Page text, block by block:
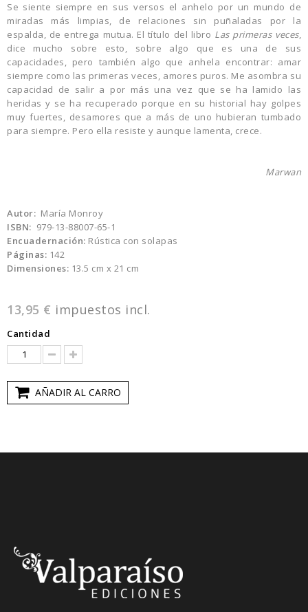
Se siente siempre en sus versos el anhelo por un mundo de
miradas más limpias, de relaciones sin puñaladas por la
espalda, de entrega mutua. El título del libro Las primeras veces,
dice mucho sobre esto, sobre algo que es una de sus
capacidades, pero también algo que anhela encontrar: amar
siempre como las primeras veces, amores puros. Me asombra su
capacidad de salir a por más una vez que se ha lamido las
heridas y se ha recuperado porque en su historial hay golpes
muy fuertes, desamores que a más de uno hubieran tumbado
para siempre. Pero ella resiste y aunque lamenta, crece.
Marwan
Autor: María Monroy
ISBN: 979-13-88007-65-1
Encuadernación: Rústica con solapas
Páginas: 142
Dimensiones: 13.5 cm x 21 cm
13,95 € impuestos incl.
Cantidad
AÑADIR AL CARRO